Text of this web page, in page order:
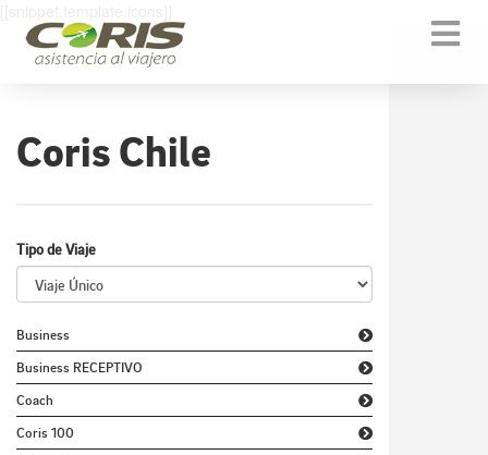
Coris Chile
Tipo de Viaje
Business
Business RECEPTIVO
Coach
Coris 100